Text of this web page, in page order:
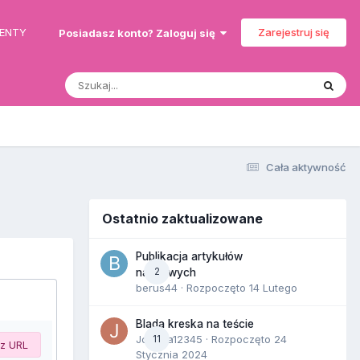
Posiadasz konto? Zaloguj się Zarejestruj się
Cała aktywność
URL
Ostatnio zaktualizowane
2
Publikacja artykułów
naukowych
berus44 · Rozpoczęto 14 Lutego
11
Blada kreska na teście
Joanna12345 · Rozpoczęto 24
Stycznia 2024